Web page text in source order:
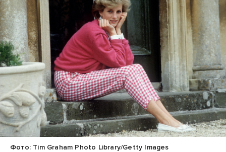
Фото: Tim Graham Photo Library/Getty Images